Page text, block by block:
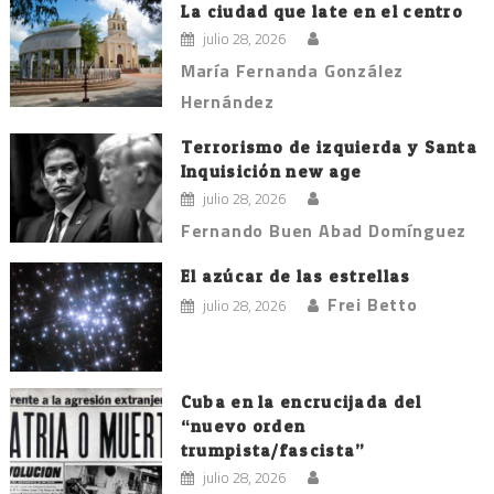
La ciudad que late en el centro
julio 28, 2026
María Fernanda González
Hernández
Terrorismo de izquierda y Santa
Inquisición new age
julio 28, 2026
Fernando Buen Abad Domínguez
El azúcar de las estrellas
julio 28, 2026 Frei Betto
Cuba en la encrucijada del
“nuevo orden
trumpista/fascista”
julio 28, 2026